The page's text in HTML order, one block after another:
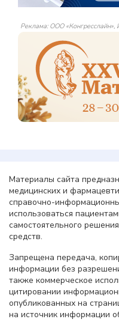
Реклама: ООО
Материалы сайта
медицинских и
справочно-
использоваться
самостоятельного
средств.
Запрещена передача,
информации без
также коммерческое
цитировании
опубликованных на
на источник информации